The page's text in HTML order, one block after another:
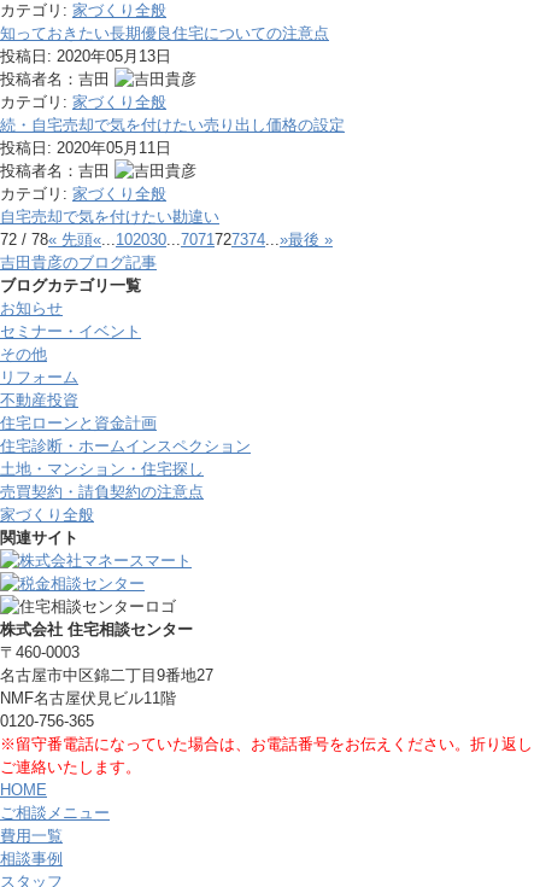
カテゴリ: 家づくり全般
知っておきたい長期優良住宅についての注意点
投稿日: 2020年05月13日
投稿者名：吉田
カテゴリ: 家づくり全般
続・自宅売却で気を付けたい売り出し価格の設定
投稿日: 2020年05月11日
投稿者名：吉田
カテゴリ: 家づくり全般
自宅売却で気を付けたい勘違い
72 / 78« 先頭«...102030...7071727374...»最後 »
吉田貴彦のブログ記事
ブログカテゴリ一覧
お知らせ
セミナー・イベント
その他
リフォーム
不動産投資
住宅ローンと資金計画
住宅診断・ホームインスペクション
土地・マンション・住宅探し
売買契約・請負契約の注意点
家づくり全般
関連サイト
株式会社 住宅相談センター
〒460-0003
名古屋市中区錦二丁目9番地27
NMF名古屋伏見ビル11階
0120-756-365
※留守番電話になっていた場合は、お電話番号をお伝えください。折り返し
ご連絡いたします。
HOME
ご相談メニュー
費用一覧
相談事例
スタッフ